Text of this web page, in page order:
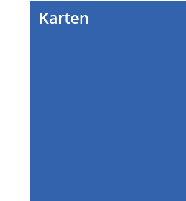
Karten